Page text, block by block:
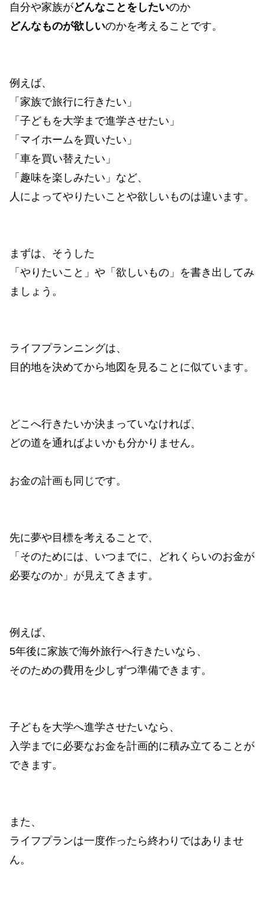
自分や家族がどんなことをしたいのか
どんなものが欲しいのかを考えることです。
例えば、
「家族で旅行に行きたい」
「子どもを大学まで進学させたい」
「マイホームを買いたい」
「車を買い替えたい」
「趣味を楽しみたい」など、
人によってやりたいことや欲しいものは違います。
まずは、そうした
「やりたいこと」や「欲しいもの」を書き出してみ
ましょう。
ライフプランニングは、
目的地を決めてから地図を見ることに似ています。
どこへ行きたいか決まっていなければ、
どの道を通ればよいかも分かりません。
お金の計画も同じです。
先に夢や目標を考えることで、
「そのためには、いつまでに、どれくらいのお金が
必要なのか」が見えてきます。
例えば、
5年後に家族で海外旅行へ行きたいなら、
そのための費用を少しずつ準備できます。
子どもを大学へ進学させたいなら、
入学までに必要なお金を計画的に積み立てることが
できます。
また、
ライフプランは一度作ったら終わりではありませ
ん。